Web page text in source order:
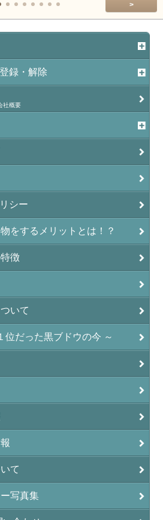
>
録・解除
社概要
シー
をするメリットとは！？
徴
いて
位だった黒ブドウの今 ～
て
写真集